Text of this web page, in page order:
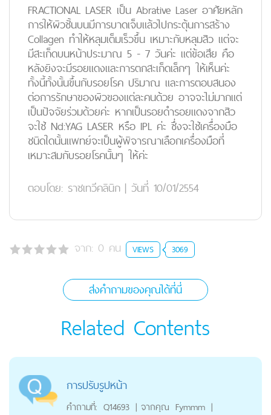
FRACTIONAL LASER เป็น Abrative Laser อาศัยหลัก
การให้ผิวชั้นบนมีการบาดเจ็บแล้วไปกระตุ้นการสร้าง
Collagen ทำให้หลุมเต็มเร็วขึ้น เหมาะกับหลุมสิว แต่จะ
มีสะเก็ดบนหน้าประมาณ 5 - 7 วันค่ะ แต่ข้อเสีย คือ
หลังยิงจะมีรอยแดงและการตกสะเก็ดเล็กๆ ให้เห็นค่ะ
ทั้งนี้ทั้งนั้นขึ้นกับรอยโรค ปริมาณ และการตอบสนอง
ต่อการรักษาของผิวของแต่ละคนด้วย อาจจะไม่มากแต่
เป็นปัจจัยร่วมด้วยค่ะ หากเป็นรอยดำรอยแดงจากสิว
จะใช้ Nd:YAG LASER หรือ IPL ค่ะ ซึ่งจะใช้เครื่องมือ
ชนิดใดนั้นแพทย์จะเป็นผู้พิจารณาเลือกเครื่องมือที่
เหมาะสมกับรอยโรคนั้นๆ ให้ค่ะ
ตอบโดย: ราชเทวีคลินิก | วันที่ 10/01/2554
จาก: 0 คน VIEWS 3069
ส่งคำถามของคุณได้ที่นี่
Related Contents
การปรับรูปหน้า
คำถามที่: Q14693 | จากคุณ Fymmm |